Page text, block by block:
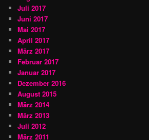
Juli 2017
Juni 2017
Mai 2017
April 2017
März 2017
Februar 2017
Januar 2017
Dezember 2016
August 2015
März 2014
März 2013
Juli 2012
März 2011